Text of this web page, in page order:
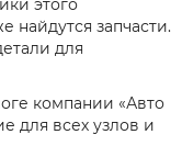
этого
найдутся запчасти.
для
компании «Авто
для всех узлов и